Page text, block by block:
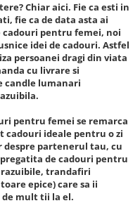
Chiar aici. Fie ca esti in
fie ca de data asta ai
pentru femei, noi
idei de cadouri. Astfel
persoanei dragi din viata
cu livrare si
candle lumanari
pentru femei se remarca
ideale pentru o zi
despre partenerul tau, cu
de cadouri pentru
razuibile, trandafiri
epice) care sa ii
mult tii la el.